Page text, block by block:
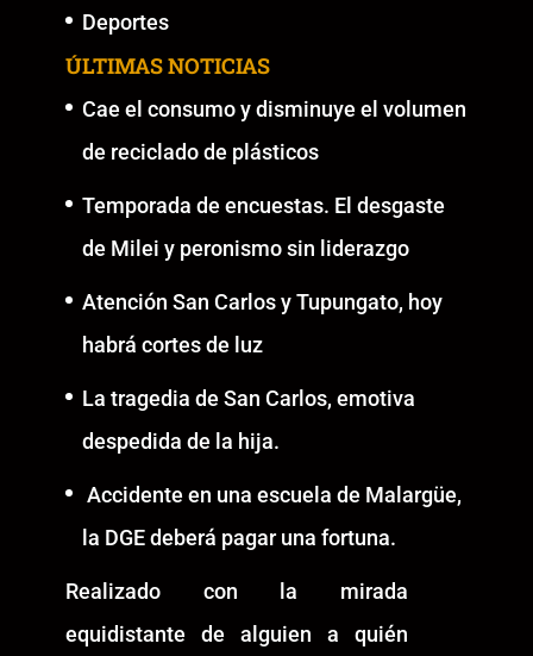
Deportes
ÚLTIMAS NOTICIAS
Cae el consumo y disminuye el volumen
de reciclado de plásticos
Temporada de encuestas. El desgaste
de Milei y peronismo sin liderazgo
Atención San Carlos y Tupungato, hoy
habrá cortes de luz
La tragedia de San Carlos, emotiva
despedida de la hija.
Accidente en una escuela de Malargüe,
la DGE deberá pagar una fortuna.
Realizado con la mirada
equidistante de alguien a quién